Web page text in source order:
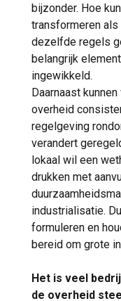
bijzonder. Hoe
transformeren
dezelfde regels
belangrijk
ingewikkeld.
Daarnaast
overheid
regelgeving
verandert
lokaal wil een
drukken met
industrialisatie.
formuleren en
bereid om grote
Het is veel
de overheid